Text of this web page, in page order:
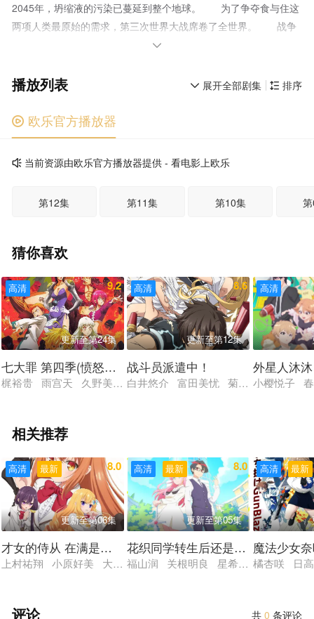
2045年，坍缩液的污染已蔓延到整个地球。 为了争夺食与住这
两项人类最原始的需求，第三次世界大战席卷了全世界。 战争
结束后，世界已是寸草不生。 在文明濒临毁灭的同时，战争与
原型的“人形”应运而生。 尽管制造她们的目的是向人类提供各
有着远超人类的能力。这就是所谓的“人形”。而随着技术的进一步
发展，为人形量身定做的枪支与持有它们的“战术人形”已经列装于
人类发动了叛乱。为了调查并阻止其行动，民营军事承包商“格里
于“格里芬”的最高级战术人形组成，她们在同人类指挥官一起恢复
着的巨大谜团。 当战术人形们编织的这场壮烈之战走到尾声，
她们将面对的究竟是什么…… 2045年，坍缩液的污染已蔓延到
整个地球。 为了争夺食与住这两项人类最原始的需求，第三次
世界大战席卷了全世界。 战争结束后，世界已是寸草不
生。 在文明濒临毁灭的同时，战争与伴随战争产生的劳动力紧
缺促使机械技术进步，从而导致以人类为原型的“人形”应运而
人类少女别无二致，但她们作为机械生命体拥有着远超人类的能
力。这就是所谓的“人形”。而随着技术的进一步发展，为人形量身
织。 此时，军火企业“铁血工造”的人工智能突然向人类发动了
形们与铁血之间的战斗就此展开。 “AR小队”由隶属于“格里
芬”的最高级战术人形组成，她们在同人类指挥官一起恢复各地秩
序、保卫人类安全的同时，也一步步地解开了战争背后隐藏着的巨
大谜团。 当战术人形们编织的这场壮烈之战走到尾声，她们将

 排序
 展开全部剧集
播放列表
 欧乐官方播放器
当前资源由欧乐官方播放器提供 - 看电影上欧乐
第12集 第11集 第10集
猜你喜欢
高清 9.2
更新至第24集
七大罪 第四季(愤怒的审判)
梶裕贵 雨宫天 久野美咲 悠木碧 福山润 铃木达央 高木裕平
高清 8.6
更新至第12集
战斗员派遣中！
白井悠介 富田美忧 菊池纱矢香 村
高清
外星人沐沐
小樱悦子
相关推荐
最新
高清 8.0
更新至第06集
才女的侍从 在满是高岭之花的贵族学校暗中照顾（毫无生
上村祐翔 小原好美 大西沙织 土屋李央 小清水亚美
最新
高清 8.0
更新至第05集
花织同学转生后还是想干架
福山润 关根明良 星希成奏 上田瞳
最新
高清
魔法少女
橘杏咲 日
共0 条评论
评论